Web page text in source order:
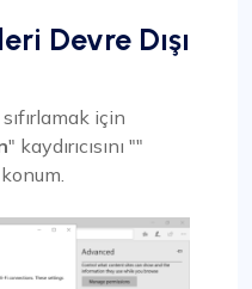
Devre Dışı
için
" kaydırıcısını ""